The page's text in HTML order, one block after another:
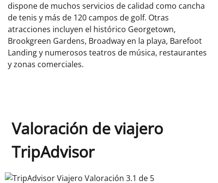
dispone de muchos servicios de calidad como cancha
de tenis y más de 120 campos de golf. Otras
atracciones incluyen el histórico Georgetown,
Brookgreen Gardens, Broadway en la playa, Barefoot
Landing y numerosos teatros de música, restaurantes
y zonas comerciales.
Valoración de viajero
TripAdvisor
TripAdvisor Viajero Valoración 3.1 de 5